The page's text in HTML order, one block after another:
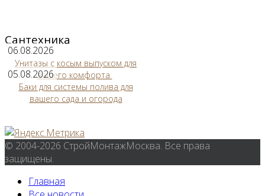
Сантехника
06.08.2026
Унитазы с косым выпуском для
вашего комфорта
05.08.2026
Баки для системы полива для
вашего сада и огорода
© 2004-2026 СтройМонтажМосква. Все права
защищены.
Главная